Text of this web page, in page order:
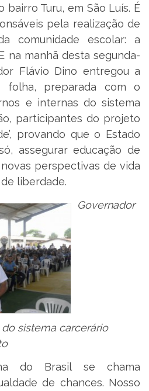
bairro Turu, em São Luís. É
pela realização de
comunidade escolar: a
na manhã desta segunda-
Flávio Dino entregou a
folha, preparada com o
e internas do sistema
participantes do projeto
provando que o Estado
assegurar educação de
perspectivas de vida
liberdade.
Governador
sistema carcerário
do Brasil se chama
de chances. Nosso